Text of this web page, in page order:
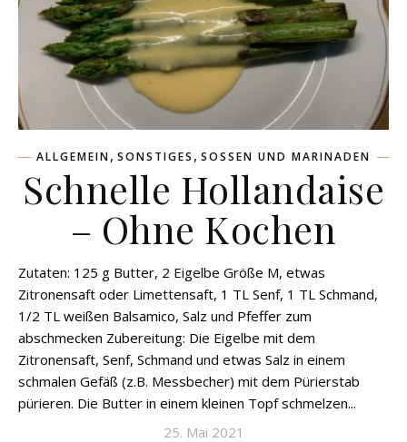
ALLGEMEIN, SONSTIGES , SOSSEN UND MARINADEN
Schnelle Hollandaise
– Ohne Kochen
Zutaten: 125 g Butter, 2 Eigelbe Größe M, etwas
Zitronensaft oder Limettensaft, 1 TL Senf, 1 TL Schmand,
1/2 TL weißen Balsamico, Salz und Pfeffer zum
abschmecken Zubereitung: Die Eigelbe mit dem
Zitronensaft, Senf, Schmand und etwas Salz in einem
schmalen Gefäß (z.B. Messbecher) mit dem Pürierstab
pürieren. Die Butter in einem kleinen Topf schmelzen...
25. Mai 2021